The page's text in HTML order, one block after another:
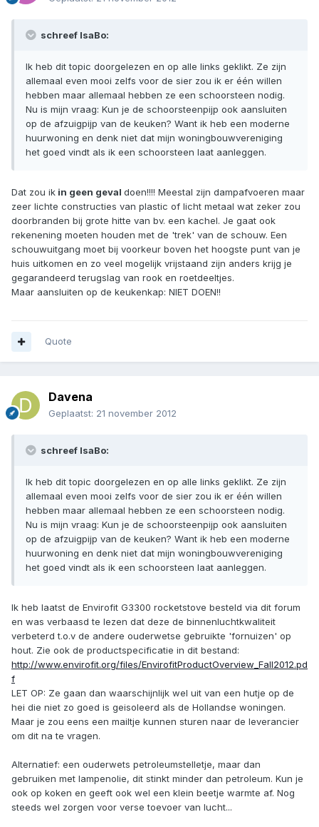
schreef IsaBo:
Ik heb dit topic doorgelezen en op alle links geklikt. Ze zijn
allemaal even mooi zelfs voor de sier zou ik er één willen
hebben maar allemaal hebben ze een schoorsteen nodig.
Nu is mijn vraag: Kun je de schoorsteenpijp ook aansluiten
op de afzuigpijp van de keuken? Want ik heb een moderne
huurwoning en denk niet dat mijn woningbouwvereniging
het goed vindt als ik een schoorsteen laat aanleggen.
Dat zou ik in geen geval doen!!!! Meestal zijn dampafvoeren maar
zeer lichte constructies van plastic of licht metaal wat zeker zou
doorbranden bij grote hitte van bv. een kachel. Je gaat ook
rekenening moeten houden met de 'trek' van de schouw. Een
schouwuitgang moet bij voorkeur boven het hoogste punt van je
huis uitkomen en zo veel mogelijk vrijstaand zijn anders krijg je
gegarandeerd terugslag van rook en roetdeeltjes.
Maar aansluiten op de keukenkap: NIET DOEN!!
Quote
Davena
Geplaatst: 21 november 2012
schreef IsaBo:
Ik heb dit topic doorgelezen en op alle links geklikt. Ze zijn
allemaal even mooi zelfs voor de sier zou ik er één willen
hebben maar allemaal hebben ze een schoorsteen nodig.
Nu is mijn vraag: Kun je de schoorsteenpijp ook aansluiten
op de afzuigpijp van de keuken? Want ik heb een moderne
huurwoning en denk niet dat mijn woningbouwvereniging
het goed vindt als ik een schoorsteen laat aanleggen.
Ik heb laatst de Envirofit G3300 rocketstove besteld via dit forum
en was verbaasd te lezen dat deze de binnenluchtkwaliteit
verbeterd t.o.v de andere ouderwetse gebruikte 'fornuizen' op
hout. Zie ook de productspecificatie in dit bestand:
http://www.envirofit.org/files/EnvirofitProductOverview_Fall2012.pd
f
LET OP: Ze gaan dan waarschijnlijk wel uit van een hutje op de
hei die niet zo goed is geisoleerd als de Hollandse woningen.
Maar je zou eens een mailtje kunnen sturen naar de leverancier
om dit na te vragen.
Alternatief: een ouderwets petroleumstelletje, maar dan
gebruiken met lampenolie, dit stinkt minder dan petroleum. Kun je
ook op koken en geeft ook wel een klein beetje warmte af. Nog
steeds wel zorgen voor verse toevoer van lucht...